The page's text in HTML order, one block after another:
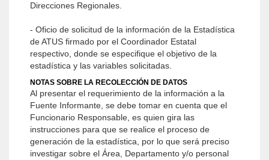
Direcciones Regionales.
- Oficio de solicitud de la información de la Estadística
de ATUS firmado por el Coordinador Estatal
respectivo, donde se especifique el objetivo de la
estadística y las variables solicitadas.
NOTAS SOBRE LA RECOLECCIÓN DE DATOS
Al presentar el requerimiento de la información a la
Fuente Informante, se debe tomar en cuenta que el
Funcionario Responsable, es quien gira las
instrucciones para que se realice el proceso de
generación de la estadística, por lo que será preciso
investigar sobre el Área, Departamento y/o personal